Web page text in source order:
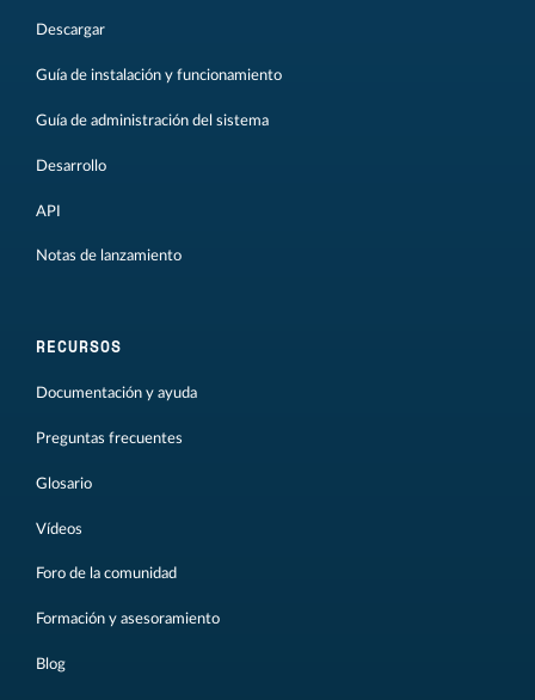
Descargar
Guía de instalación y funcionamiento
Guía de administración del sistema
Desarrollo
API
Notas de lanzamiento
RECURSOS
Documentación y ayuda
Preguntas frecuentes
Glosario
Vídeos
Foro de la comunidad
Formación y asesoramiento
Blog